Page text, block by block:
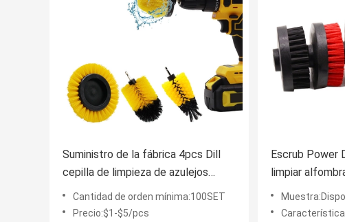
Suministro de la fábrica 4pcs Dill
cepilla de limpieza de azulejos
cepilla de tajo taladro de
exfoliación de cepilla
Cantidad de orden mínima:100SET
Precio:$1-$5/pcs
Escrub Power
limpiar
cocina